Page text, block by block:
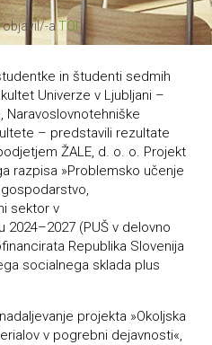
objavil/-aTOI
in študenti sedmih
Univerze v Ljubljani –
Naravoslovnotehniške
– predstavili rezultate
ŽALE, d. o. o. Projekt
razpisa »Problemsko učenje
sektor v
(PUŠ v delovno
Republika Slovenija
socialnega sklada plus
projekta »Okoljska
v pogrebni dejavnosti«,